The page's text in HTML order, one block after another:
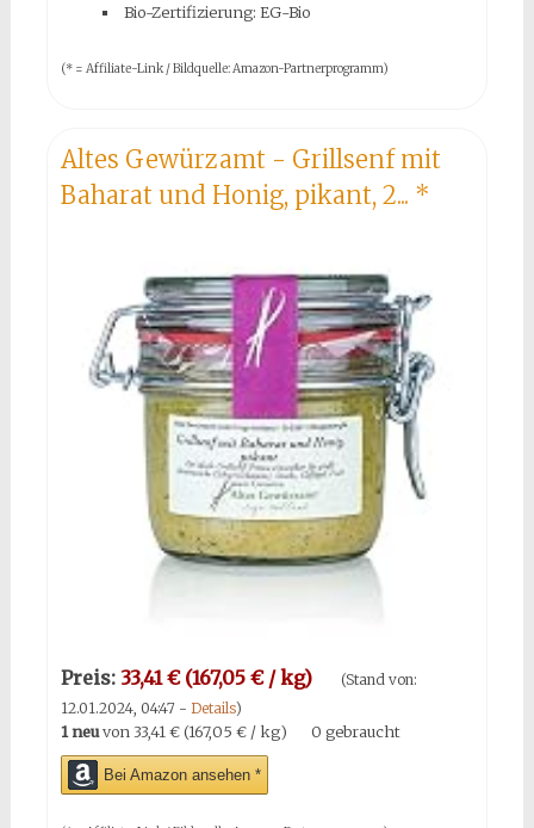
Bio-Zertifizierung: EG-Bio
(* = Affiliate-Link / Bildquelle: Amazon-Partnerprogramm)
Altes Gewürzamt - Grillsenf mit
Baharat und Honig, pikant, 2... *
Preis: 33,41 € (167,05 € / kg)
(Stand von:
12.01.2024, 04:47 - Details)
1 neuvon 33,41 € (167,05 € / kg) 0 gebraucht
Bei Amazon ansehen *